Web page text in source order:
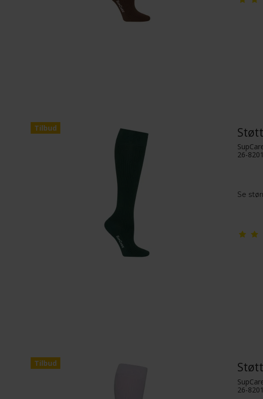
Tilbud
26-
Se
Tilbud
26-